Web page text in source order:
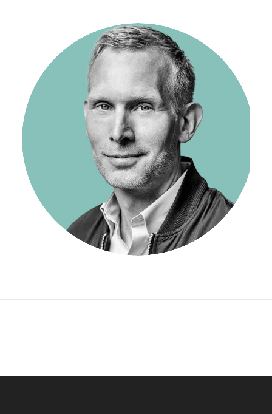
VD/CEO